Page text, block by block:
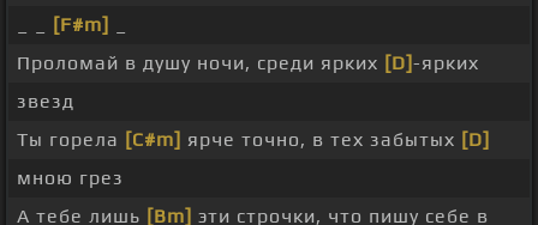
[F#m]
Проломай в душу ночи, среди ярких [D]-ярких
звезд
Ты горела [C#m] ярче точно, в тех забытых [D]
мною грез
А тебе лишь [Bm] эти строчки, что пишу себе в